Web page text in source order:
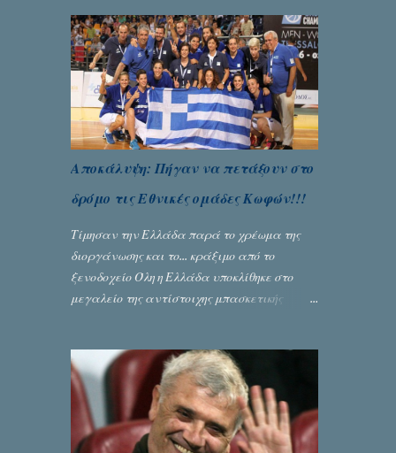
Γράφει ο Σταύρος Αλευρογιάννης
Αποκάλυψη: Πήγαν να πετάξουν στο
δρόμο τις Εθνικές ομάδες Κωφών!!!
Τίμησαν την Ελλάδα παρά το χρέωμα της
διοργάνωσης και το... κράξιμο από το
ξενοδοχείο Όλη η Ελλάδα υποκλίθηκε στο
μεγαλείο της αντίστοιχης μπασκετικής
πρωταθλήματος κωφών που διεξήχθη στη
Θεσσανολίκη τις προηγουμενες ημέρες. Πίσω
από την λάμψη και την αποθέωση που
γνώρισαν τα κορίτσια της Αθηνάς Ζέρβα με
την πορεία τους που ολοκληρώθηκε με τη νίκη